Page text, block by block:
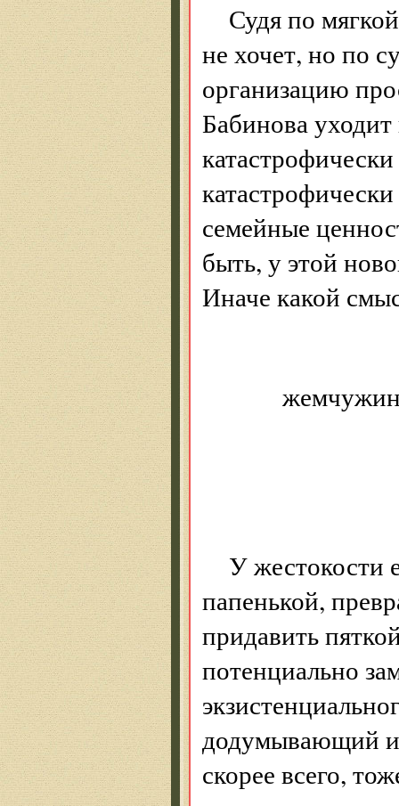
Судя по
не хочет, но по
организацию
Бабинова
семейные
быть, у этой
Иначе какой
У жестокости
папенькой,
придавить
потенциально
додумывающий
скорее всего,